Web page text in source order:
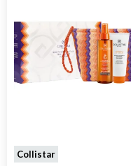
Collistar